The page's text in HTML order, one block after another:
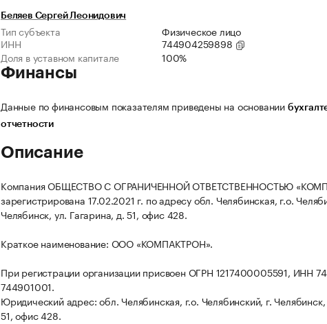
Беляев Сергей Леонидович
Тип субъекта
Физическое лицо
ИНН
744904259898
Доля в уставном капитале
100%
Финансы
Данные по финансовым показателям приведены на основании
отчетности
Описание
Компания ОБЩЕСТВО С ОГРАНИЧЕННОЙ ОТВЕТСТВЕННОСТЬЮ
зарегистрирована 17.02.2021 г. по адресу обл. Челябинская, г.о.
Челябинск, ул. Гагарина, д. 51, офис 428.
Краткое наименование: ООО «КОМПАКТРОН».
При регистрации организации присвоен ОГРН 1217400005591, ИНН
744901001.
Юридический адрес: обл. Челябинская, г.о. Челябинский, г.
51, офис 428.